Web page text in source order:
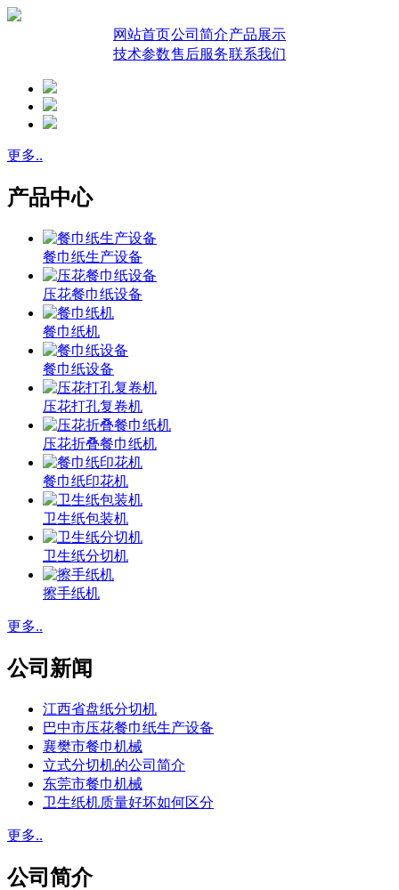
网站首页公司简介产品展示
技术参数售后服务联系我们
更多..
产品中心
餐巾纸生产设备
压花餐巾纸设备
餐巾纸机
餐巾纸设备
压花打孔复卷机
压花折叠餐巾纸机
餐巾纸印花机
卫生纸包装机
卫生纸分切机
擦手纸机
更多..
公司新闻
江西省盘纸分切机
巴中市压花餐巾纸生产设备
襄樊市餐巾机械
立式分切机的公司简介
东莞市餐巾机械
卫生纸机质量好坏如何区分
更多..
公司简介